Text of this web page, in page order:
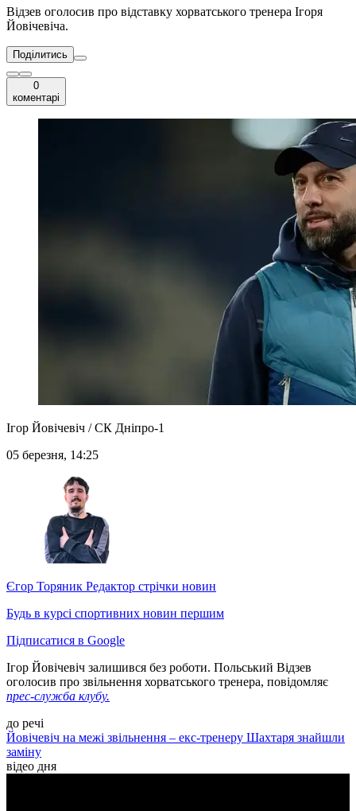
Відзев оголосив про відставку хорватського тренера Ігоря
Йовічевіча.
Поділитись
0
коментарі
Ігор Йовічевіч / СК Дніпро-1
05 березня, 14:25
Єгор Торяник Редактор стрічки новин
Будь в курсі спортивних новин першим
Підписатися в Google
Ігор Йовічевіч залишився без роботи. Польський Відзев
оголосив про звільнення хорватського тренера, повідомляє
прес-служба клубу.
до речі
Йовічевіч на межі звільнення – екс-тренеру Шахтаря знайшли
заміну
відео дня